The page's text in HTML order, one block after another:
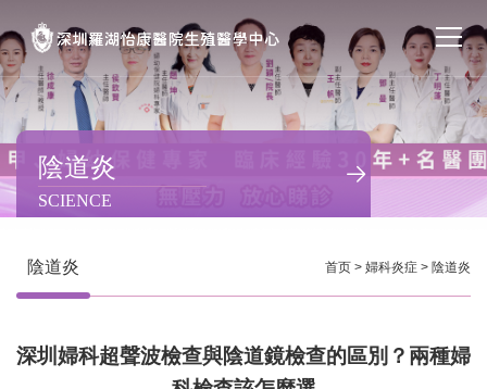
首页
私密處整形
不孕不育
特色门诊
陰道炎
SCIENCE
陰道炎 首页 > 婦科炎症 > 陰道炎
深圳婦科超聲波檢查與陰道鏡檢查的區別？兩種婦